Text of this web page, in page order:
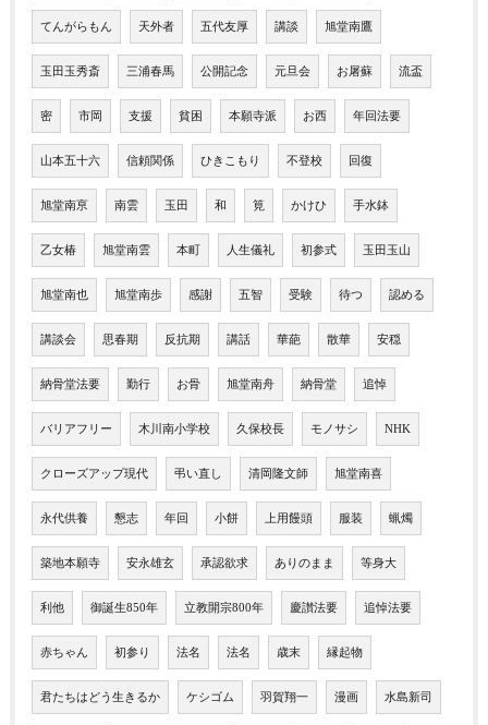
てんがらもん 天外者 五代友厚 講談 旭堂南鷹
玉田玉秀斎 三浦春馬 公開記念 元旦会 お屠蘇 流盃
密 市岡 支援 貧困 本願寺派 お西 年回法要
山本五十六 信頼関係 ひきこもり 不登校 回復
旭堂南亰 南雲 玉田 和 筧 かけひ 手水鉢
乙女椿 旭堂南雲 本町 人生儀礼 初参式 玉田玉山
旭堂南也 旭堂南歩 感謝 五智 受験 待つ 認める
講談会 思春期 反抗期 講話 華葩 散華 安穏
納骨堂法要 勤行 お骨 旭堂南舟 納骨堂 追悼
バリアフリー 木川南小学校 久保校長 モノサシ NHK
クローズアップ現代 弔い直し 清岡隆文師 旭堂南喜
永代供養 懇志 年回 小餅 上用饅頭 服装 蝋燭
築地本願寺 安永雄玄 承認欲求 ありのまま 等身大
利他 御誕生850年 立教開宗800年 慶讃法要 追悼法要
赤ちゃん 初参り 法名 法名 歳末 縁起物
君たちはどう生きるか ケシゴム 羽賀翔一 漫画 水島新司